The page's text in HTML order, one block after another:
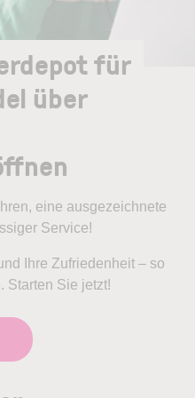
für
über
eine ausgezeichnete
Service!
Ihre Zufriedenheit – so
Starten Sie jetzt!